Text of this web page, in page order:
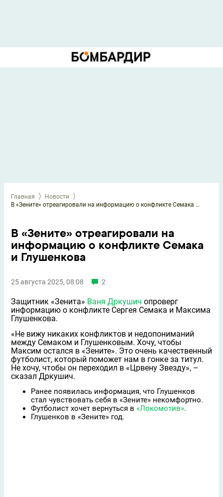
Главная
Новости
В «Зените» отреагировали на информацию о конфликте Семака и Глушенкова
В «Зените» отреагировали на
информацию о конфликте Семака
и Глушенкова
25 августа 2025, 08:08 2
Защитник «Зенита» Ваня Дркушич опроверг
информацию о конфликте Сергея Семака и Максима
Глушенкова.
«Не вижу никаких конфликтов и недопониманий
между Семаком и Глушенковым. Хочу, чтобы
Максим остался в «Зените». Это очень качественный
футболист, который поможет нам в гонке за титул.
Не хочу, чтобы он переходил в «Црвену Звезду», –
сказал Дркушич.
Ранее появилась информация, что Глушенков
стал чувствовать себя в «Зените» некомфортно.
Футболист хочет вернуться в «Локомотив».
Глушенков в «Зените» год.